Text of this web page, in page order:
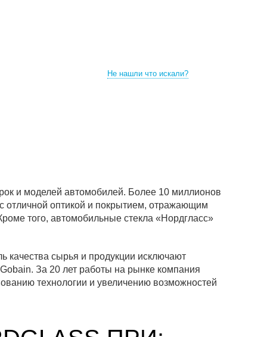
Не нашли что искали?
и моделей автомобилей. Более 10 миллионов
отличной оптикой и покрытием, отражающим
того, автомобильные стекла «Нордгласс»
качества сырья и продукции исключают
За 20 лет работы на рынке компания
технологии и увеличению возможностей